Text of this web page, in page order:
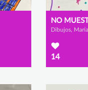
Dibujos,
14